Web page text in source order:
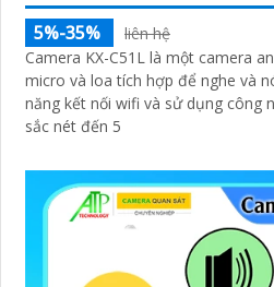
5%-35%
liên hệ
Camera KX-C51L là một camera
micro và loa tích hợp để nghe và nói cùng
năng kết nối wifi và sử dụng công
sắc nét đến 5